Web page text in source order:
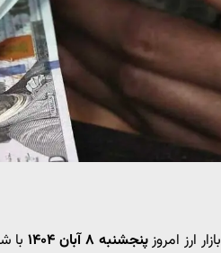
بازار ارز امروزپنجشنبه ۸ آبان ۱۴۰۴ با